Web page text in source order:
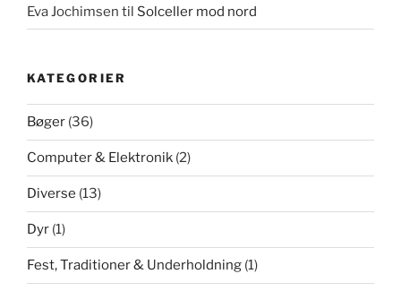
Eva Jochimsen til Solceller mod nord
KATEGORIER
Bøger (36)
Computer & Elektronik (2)
Diverse (13)
Dyr (1)
Fest, Traditioner & Underholdning (1)